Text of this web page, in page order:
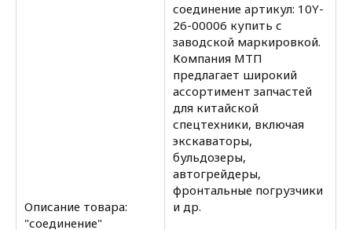
Описание товара:
"соединение"
соединение артикул: 10Y-
26-00006 купить с
заводской маркировкой.
Компания МТП
предлагает широкий
ассортимент запчастей
для китайской
спецтехники, включая
экскаваторы,
бульдозеры,
автогрейдеры,
фронтальные погрузчики
и др.